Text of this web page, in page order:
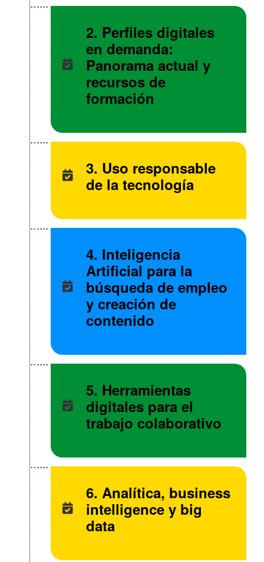
2. Perfiles digitales
en demanda:
Panorama actual y
recursos de
formación
3. Uso responsable
de la tecnología
4. Inteligencia
Artificial para la
búsqueda de empleo
y creación de
contenido
5. Herramientas
digitales para el
trabajo colaborativo
6. Analítica, business
intelligence y big
data